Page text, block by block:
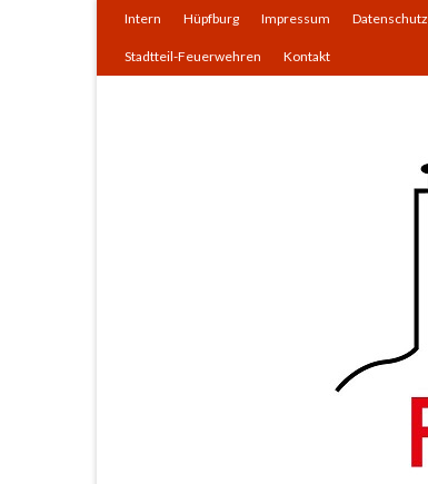
Intern Hüpfburg Impressum Datenschutz
Stadtteil-Feuerwehren Kontakt